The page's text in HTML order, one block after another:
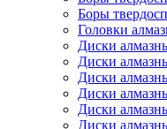
Боры
Головки
Диски
Диски
Диски
Диски
Диски
Диски